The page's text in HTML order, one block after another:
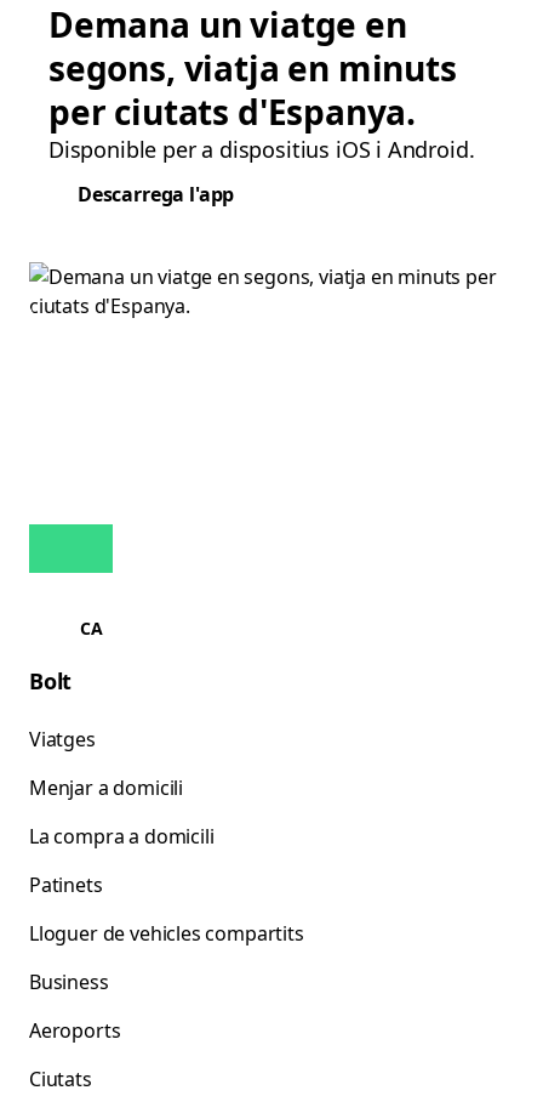
Demana un viatge en
segons, viatja en minuts
per ciutats d'Espanya.
Disponible per a dispositius iOS i Android.
Descarrega l'app
CA
Bolt
Viatges
Menjar a domicili
La compra a domicili
Patinets
Lloguer de vehicles compartits
Business
Aeroports
Ciutats